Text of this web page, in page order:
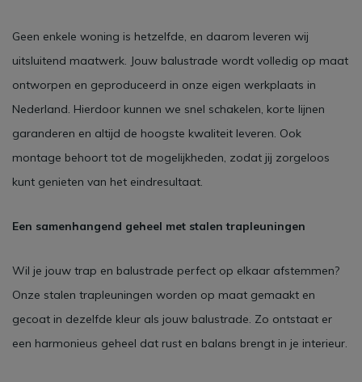
Geen enkele woning is hetzelfde, en daarom leveren wij
uitsluitend maatwerk. Jouw balustrade wordt volledig op maat
ontworpen en geproduceerd in onze eigen werkplaats in
Nederland. Hierdoor kunnen we snel schakelen, korte lijnen
garanderen en altijd de hoogste kwaliteit leveren. Ook
montage behoort tot de mogelijkheden, zodat jij zorgeloos
kunt genieten van het eindresultaat.
Een samenhangend geheel met stalen trapleuningen
Wil je jouw trap en balustrade perfect op elkaar afstemmen?
Onze stalen trapleuningen worden op maat gemaakt en
gecoat in dezelfde kleur als jouw balustrade. Zo ontstaat er
een harmonieus geheel dat rust en balans brengt in je interieur.